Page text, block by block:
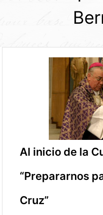
Al inicio de la
“Prepararnos
Cruz”